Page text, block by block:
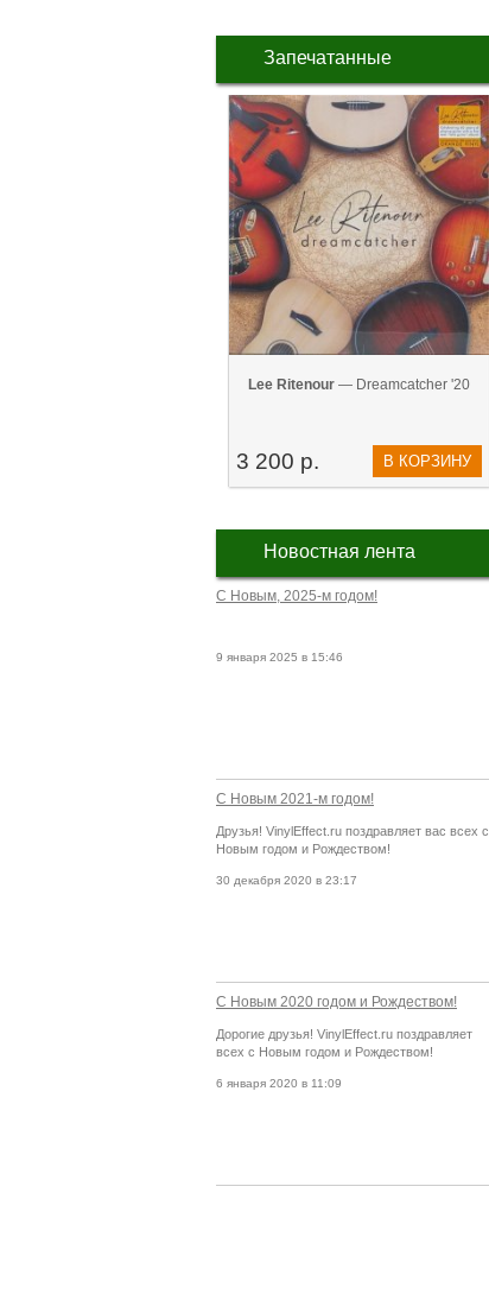
Запечатанные
Lee Ritenour — Dreamcatcher '20
3 200 р. В КОРЗИНУ
Новостная лента
С Новым, 2025-м годом!
9 января 2025 в 15:46
С Новым 2021-м годом!
Друзья! VinylEffect.ru поздравляет вас всех с
Новым годом и Рождеством!
30 декабря 2020 в 23:17
С Новым 2020 годом и Рождеством!
Дорогие друзья! VinylEffect.ru поздравляет
всех с Новым годом и Рождеством!
6 января 2020 в 11:09